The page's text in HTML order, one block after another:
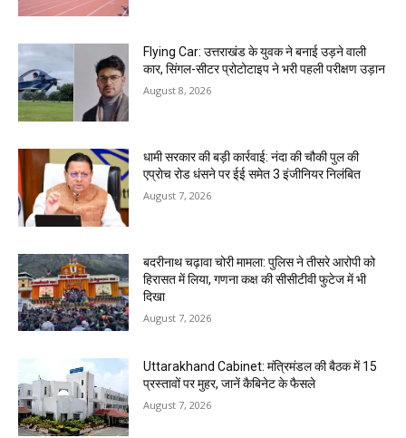
Flying Car: उत्तराखंड के युवक ने बनाई उड़ने वाली
कार, सिंगल-सीटर प्रोटोटाइप ने भरी पहली परीक्षण उड़ान
August 8, 2026
धामी सरकार की बड़ी कार्रवाई: नंदा की चौकी पुल की
एप्राेच रोड धंसने पर ईई समेत 3 इंजीनियर निलंबित
August 7, 2026
बदरीनाथ चढ़ावा चोरी मामला: पुलिस ने तीसरे आरोपी को
हिरासत में लिया, गणना कक्ष की सीसीटीवी फुटेज में भी
दिखा
August 7, 2026
Uttarakhand Cabinet: मंत्रिमंडल की बैठक में 15
प्रस्तावों पर मुहर, जानें कैबिनेट के फैसले
August 7, 2026